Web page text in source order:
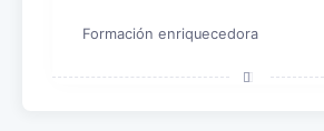
Formación enriquecedora